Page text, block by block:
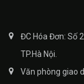
ĐC Hóa Đơn: Số
TP.Hà Nội.
Văn phòng giao